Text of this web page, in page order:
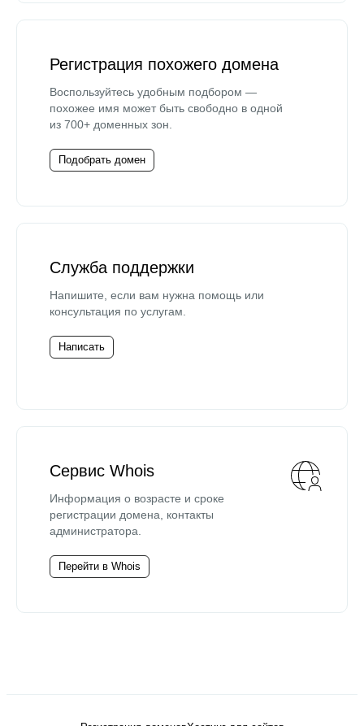
Регистрация похожего домена
Воспользуйтесь удобным подбором —
похожее имя может быть свободно в одной
из 700+ доменных зон.
Подобрать домен
Служба поддержки
Напишите, если вам нужна помощь или
консультация по услугам.
Написать
Сервис Whois
Информация о возрасте и сроке
регистрации домена, контакты
администратора.
Перейти в Whois